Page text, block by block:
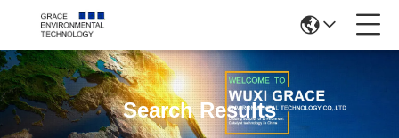
Search Results